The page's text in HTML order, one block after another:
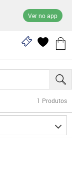
Ver no app
1 Produtos